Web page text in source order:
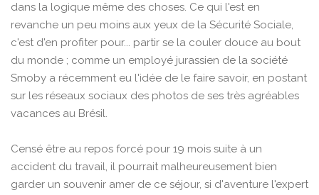
dans la logique même des choses. Ce qui l'est en
revanche un peu moins aux yeux de la Sécurité Sociale,
c'est d'en profiter pour... partir se la couler douce au bout
du monde ; comme un employé jurassien de la société
Smoby a récemment eu l'idée de le faire savoir, en postant
sur les réseaux sociaux des photos de ses très agréables
vacances au Brésil.
Censé être au repos forcé pour 19 mois suite à un
accident du travail, il pourrait malheureusement bien
garder un souvenir amer de ce séjour, si d'aventure l'expert